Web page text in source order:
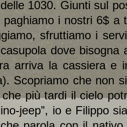
1030. Giunti sul
i nostri 6$ a
sfruttiamo i
dove bisogna
arriva la cassiera e
Scopriamo che non
più tardi il cielo
jeep”, io e Filippo